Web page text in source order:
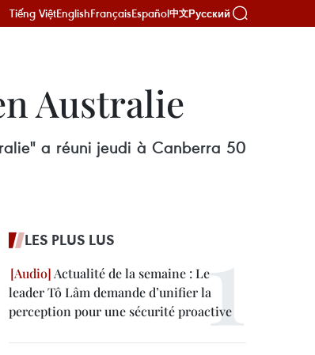
Tiếng ViệtEnglishFrançaisEspañol中文Русский
Australie
a réuni jeudi à Canberra 50
LES PLUS LUS
Actualité de la semaine : Le
leader Tô Lâm demande d’unifier la
perception pour une sécurité proactive